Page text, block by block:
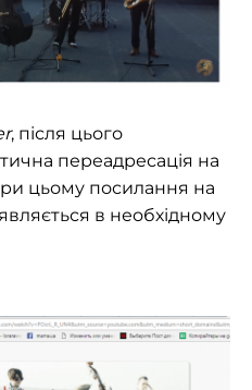
, після цього
переадресація на
цьому посилання на
в необхідному